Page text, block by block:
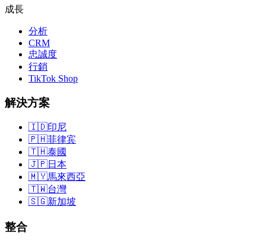
成長
分析
CRM
忠誠度
行銷
TikTok Shop
解決方案
🇮🇩印尼
🇵🇭菲律宾
🇹🇭泰國
🇯🇵日本
🇲🇾馬來西亞
🇹🇼台灣
🇸🇬新加坡
整合